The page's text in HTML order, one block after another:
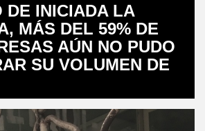
DE INICIADA LA
MÁS DEL 59% DE
AÚN NO PUDO
SU VOLUMEN DE